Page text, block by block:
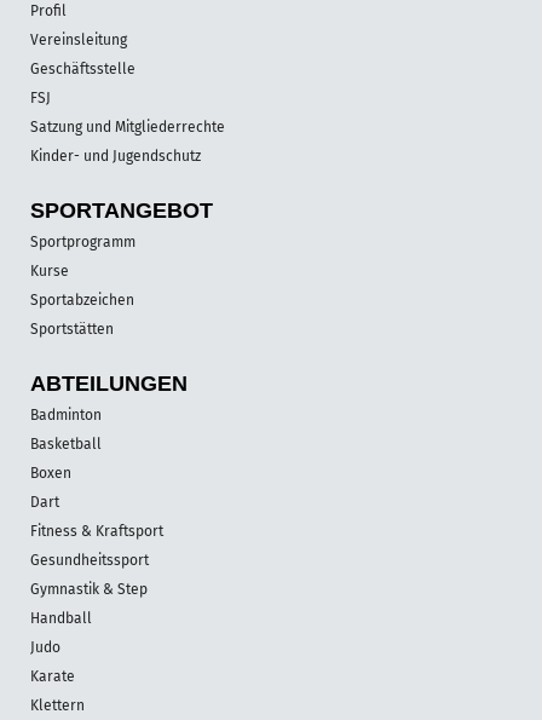
Profil
Vereinsleitung
Geschäftsstelle
FSJ
Satzung und Mitgliederrechte
Kinder- und Jugendschutz
SPORT­ANGEBOT
Sportprogramm
Kurse
Sportabzeichen
Sportstätten
ABTEILUNGEN
Badminton
Basketball
Boxen
Dart
Fitness & Kraftsport
Gesundheitssport
Gymnastik & Step
Handball
Judo
Karate
Klettern